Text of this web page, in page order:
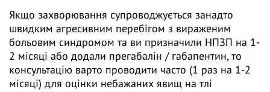
Якщо захворювання супроводжується занадто
швидким агресивним перебігом з вираженим
больовим синдромом та ви призначили НПЗП на 1-
2 місяці або додали прегабалін / габапентин, то
консультацію варто проводити часто (1 раз на 1-2
місяці) для оцінки небажаних явищ на тлі